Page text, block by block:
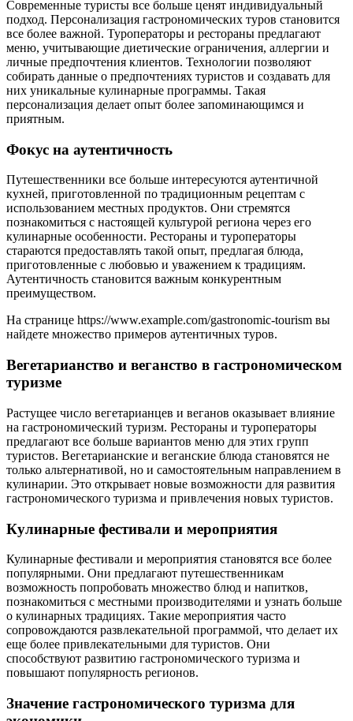
Современные туристы все больше ценят индивидуальный
подход. Персонализация гастрономических туров становится
все более важной. Туроператоры и рестораны предлагают
меню, учитывающие диетические ограничения, аллергии и
личные предпочтения клиентов. Технологии позволяют
собирать данные о предпочтениях туристов и создавать для
них уникальные кулинарные программы. Такая
персонализация делает опыт более запоминающимся и
приятным.
Фокус на аутентичность
Путешественники все больше интересуются аутентичной
кухней, приготовленной по традиционным рецептам с
использованием местных продуктов. Они стремятся
познакомиться с настоящей культурой региона через его
кулинарные особенности. Рестораны и туроператоры
стараются предоставлять такой опыт, предлагая блюда,
приготовленные с любовью и уважением к традициям.
Аутентичность становится важным конкурентным
преимуществом.
На странице https://www.example.com/gastronomic-tourism вы
найдете множество примеров аутентичных туров.
Вегетарианство и веганство в гастрономическом
туризме
Растущее число вегетарианцев и веганов оказывает влияние
на гастрономический туризм. Рестораны и туроператоры
предлагают все больше вариантов меню для этих групп
туристов. Вегетарианские и веганские блюда становятся не
только альтернативой, но и самостоятельным направлением в
кулинарии. Это открывает новые возможности для развития
гастрономического туризма и привлечения новых туристов.
Кулинарные фестивали и мероприятия
Кулинарные фестивали и мероприятия становятся все более
популярными. Они предлагают путешественникам
возможность попробовать множество блюд и напитков,
познакомиться с местными производителями и узнать больше
о кулинарных традициях. Такие мероприятия часто
сопровождаются развлекательной программой, что делает их
еще более привлекательными для туристов. Они
способствуют развитию гастрономического туризма и
повышают популярность регионов.
Значение гастрономического туризма для